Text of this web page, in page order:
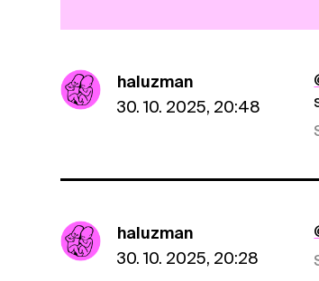
haluzman
30. 10. 2025, 20:48
haluzman
30. 10. 2025, 20:28